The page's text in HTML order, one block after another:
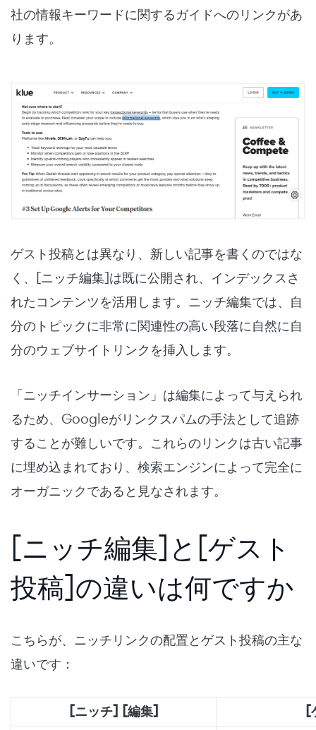
社の情報キーワードに関するガイドへのリンクがあ
ります。
ゲスト投稿とは異なり、新しい記事を書くのではな
く、[ニッチ編集]は既に公開され、インデックスさ
れたコンテンツを活用します。ニッチ編集では、自
分のトピックに非常に関連性の高い段落に自然に自
分のウェブサイトリンクを挿入します。
「ニッチインサーション」は編集によって与えられ
るため、Googleがリンクスパムの手法として追跡
することが難しいです。これらのリンクは古い記事
に埋め込まれており、検索エンジンによって完全に
オーガニックであると見なされます。
[ニッチ編集]と[ゲスト
投稿]の違いは何ですか
こちらが、ニッチリンクの配置とゲスト投稿の主な
違いです：
[ニッチ] [編集] [